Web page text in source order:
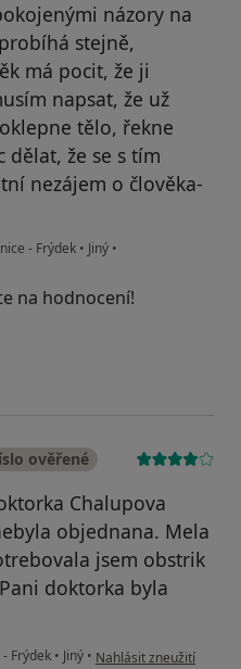
názory na
stejně,
má pocit, že ji
napsat, že už
tělo, řekne
dělat, že se s tím
nezájem o člověka-
- Frýdek • Jiný •
na hodnocení!
ověřené
Chalupova
objednana. Mela
jsem obstrik
doktorka byla
Frýdek • Jiný • podle názoru uživatele
Nahlásit zneužití